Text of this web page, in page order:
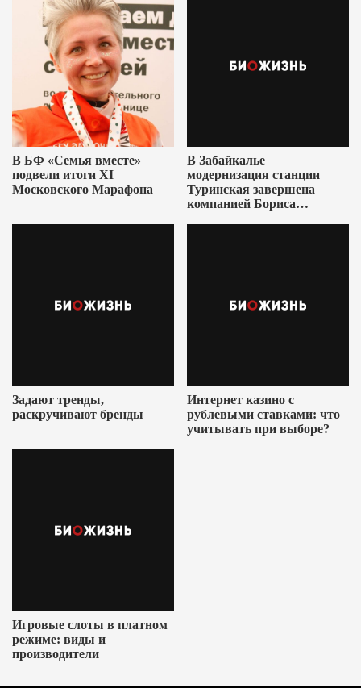
В БФ «Семья вместе»
подвели итоги XI
Московского Марафона
В Забайкалье
модернизация станции
Туринская завершена
компанией Бориса
Задают тренды,
раскручивают бренды
Интернет казино с
рублевыми ставками: что
учитывать при выборе?
Игровые слоты в платном
режиме: виды и
производители